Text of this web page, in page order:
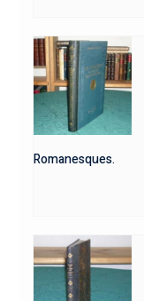
Romanesques.